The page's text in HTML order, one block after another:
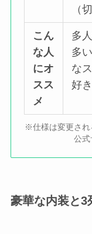
（
こん
な人
にオ
スス
メ
多
多
な
好き
※仕様は変更され
公式
豪華な内装と3